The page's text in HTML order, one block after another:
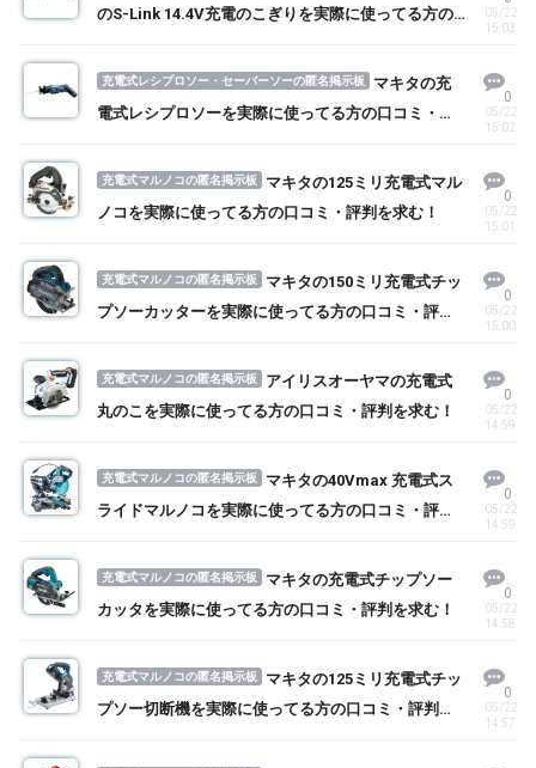
のS-Link 14.4V充電のこぎりを実際に使ってる方の
05/22
15:03
充電式レシプロソー・セーバーソーの匿名掲示板
マキタの充
電式レシプロソーを実際に使ってる方の口コミ・評
0
05/22
15:02
充電式マルノコの匿名掲示板
マキタの125ミリ充電式マル
ノコを実際に使ってる方の口コミ・評判を求む！
0
05/22
15:01
充電式マルノコの匿名掲示板
マキタの150ミリ充電式チッ
プソーカッターを実際に使ってる方の口コミ・評判
0
05/22
15:00
充電式マルノコの匿名掲示板
アイリスオーヤマの充電式
丸のこを実際に使ってる方の口コミ・評判を求む！
0
05/22
14:59
充電式マルノコの匿名掲示板
マキタの40Vmax 充電式ス
ライドマルノコを実際に使ってる方の口コミ・評判
0
05/22
14:59
充電式マルノコの匿名掲示板
マキタの充電式チップソー
カッタを実際に使ってる方の口コミ・評判を求む！
0
05/22
14:58
充電式マルノコの匿名掲示板
マキタの125ミリ充電式チッ
プソー切断機を実際に使ってる方の口コミ・評判を
0
05/22
14:57